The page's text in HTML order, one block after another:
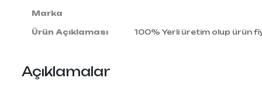
Marka
Ürün Açıklaması 100% Yerli üretim olup ürün
Açıklamalar